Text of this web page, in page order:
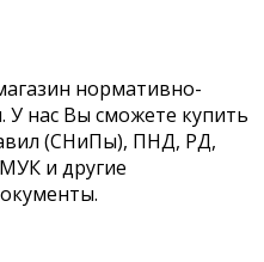
нормативно-
У нас Вы сможете купить
(СНиПы), ПНД, РД,
и другие